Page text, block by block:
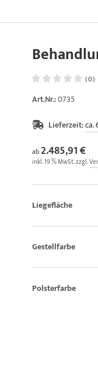
(0)
Art.Nr.:0735
Lieferzeit:ca.
ab2.485,91 €
inkl. 19 % MwSt. zzgl.
Liegefläche
Gestellfarbe
Polsterfarbe